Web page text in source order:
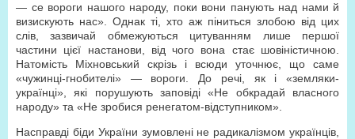
— се вороги нашого народу, поки вони панують над нами й
визискують нас». Однак ті, хто аж піниться злобою від цих
слів, зазвичай обмежуються цитуванням лише першої
частини цієї настанови, від чого вона стає шовіністичною.
Натомість Міхновський скрізь і всюди уточнює, що саме
«чужинці-гнобителі» — вороги. До речі, як і «земляки-
українці», які порушують заповіді «Не обкрадай власного
народу» та «Не зробися ренегатом-відступником».
Насправді біди України зумовлені не радикалізмом українців,